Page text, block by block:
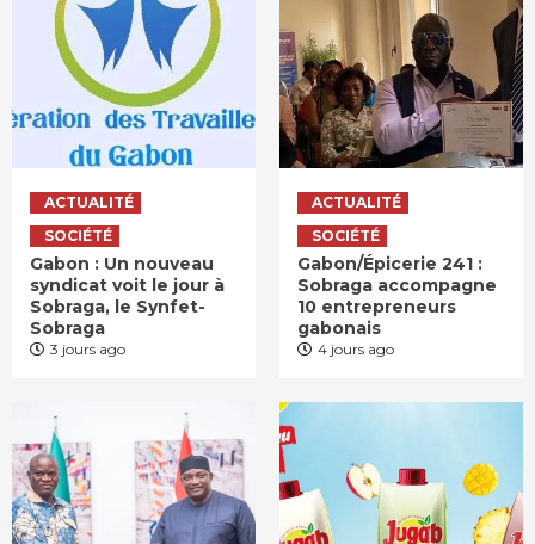
ACTUALITÉ
SOCIÉTÉ
Gabon : Un nouveau
syndicat voit le jour à
Sobraga, le Synfet-
Sobraga
3 jours ago
ACTUALITÉ
SOCIÉTÉ
Gabon/Épicerie 241 :
Sobraga accompagne
10 entrepreneurs
gabonais
4 jours ago